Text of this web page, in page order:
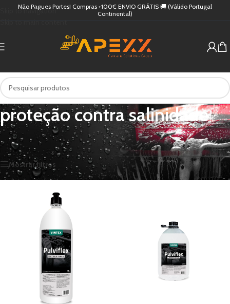
Skip to navigation
Não Pagues Portes! Compras +100€ ENVIO GRÁTIS 🚚 (Válido Portugal
Continental)
proteção contra salinidade
Início
Produtos etiquetados com “proteção contra salinidade”
A mostrar todos os 2 resultados
Mostrar filtros